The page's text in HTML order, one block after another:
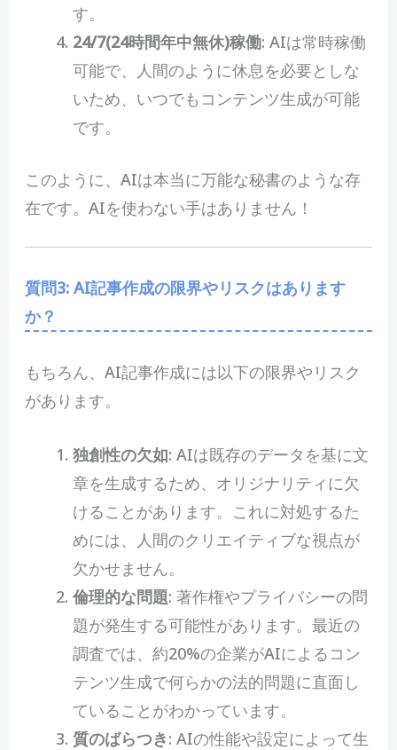
す。
24/7(24時間年中無休)稼働: AIは常時稼働
可能で、人間のように休息を必要としな
いため、いつでもコンテンツ生成が可能
です。
このように、AIは本当に万能な秘書のような存
在です。AIを使わない手はありません！
質問3: AI記事作成の限界やリスクはあります
か？
もちろん、AI記事作成には以下の限界やリスク
があります。
独創性の欠如: AIは既存のデータを基に文
章を生成するため、オリジナリティに欠
けることがあります。これに対処するた
めには、人間のクリエイティブな視点が
欠かせません。
倫理的な問題: 著作権やプライバシーの問
題が発生する可能性があります。最近の
調査では、約20%の企業がAIによるコン
テンツ生成で何らかの法的問題に直面し
ていることがわかっています。
質のばらつき: AIの性能や設定によって生